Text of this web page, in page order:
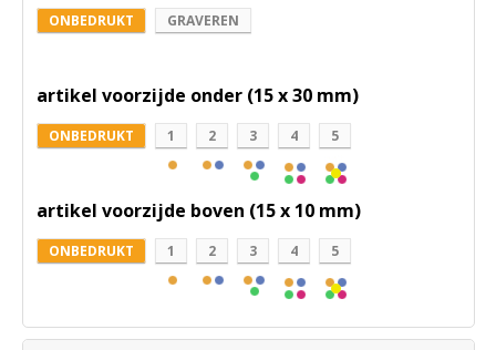
ONBEDRUKT GRAVEREN
artikel voorzijde onder (15 x 30 mm)
ONBEDRUKT 1 2 3 4 5
artikel voorzijde boven (15 x 10 mm)
ONBEDRUKT 1 2 3 4 5